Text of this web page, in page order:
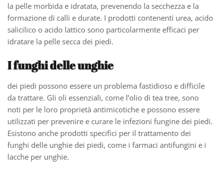
la pelle morbida e idratata, prevenendo la secchezza e la
formazione di calli e durate. I prodotti contenenti urea, acido
salicilico o acido lattico sono particolarmente efficaci per
idratare la pelle secca dei piedi.
I funghi delle unghie
dei piedi possono essere un problema fastidioso e difficile
da trattare. Gli oli essenziali, come l’olio di tea tree, sono
noti per le loro proprietà antimicotiche e possono essere
utilizzati per prevenire e curare le infezioni fungine dei piedi.
Esistono anche prodotti specifici per il trattamento dei
funghi delle unghie dei piedi, come i farmaci antifungini e i
lacche per unghie.